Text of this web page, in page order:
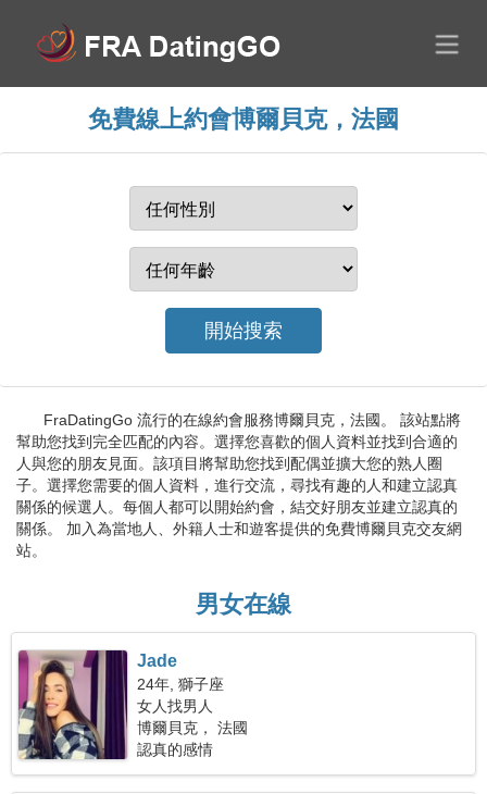
免費線上約會博爾貝克，法國
FraDatingGo 流行的在線約會服務博爾貝克，法國。 該站點將
幫助您找到完全匹配的內容。選擇您喜歡的個人資料並找到合適的
人與您的朋友見面。該項目將幫助您找到配偶並擴大您的熟人圈
子。選擇您需要的個人資料，進行交流，尋找有趣的人和建立認真
關係的候選人。每個人都可以開始約會，結交好朋友並建立認真的
關係。 加入為當地人、外籍人士和遊客提供的免費博爾貝克交友網
站。
男女在線
Jade
24年, 獅子座
女人找男人
博爾貝克， 法國
認真的感情